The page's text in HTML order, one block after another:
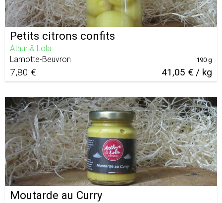
Petits citrons confits
Athur & Lola
Lamotte-Beuvron
7,80 € 41,05 € / kg
190 g
Moutarde au Curry